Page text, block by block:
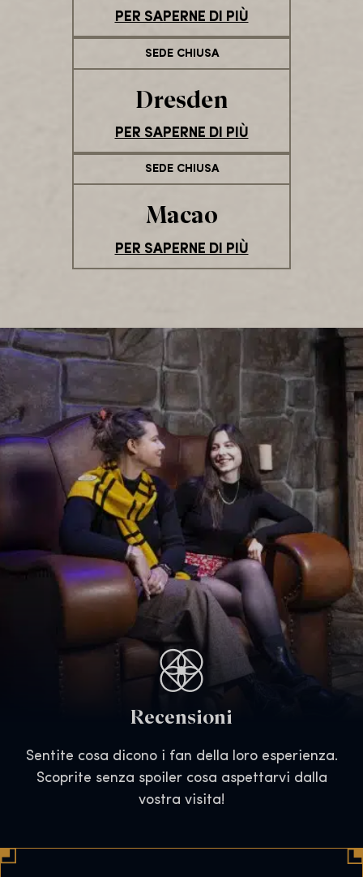
PER SAPERNE DI PIÙ
SEDE CHIUSA
Dresden
PER SAPERNE DI PIÙ
SEDE CHIUSA
Macao
PER SAPERNE DI PIÙ
Recensioni
Sentite cosa dicono i fan della loro esperienza.
Scoprite senza spoiler cosa aspettarvi dalla
vostra visita!